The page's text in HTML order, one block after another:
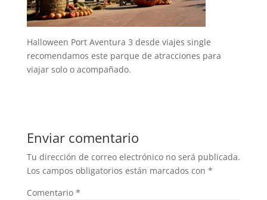
Halloween Port Aventura 3 desde viajes single
recomendamos este parque de atracciones para
viajar solo o acompañado.
Enviar comentario
Tu dirección de correo electrónico no será publicada.
Los campos obligatorios están marcados con *
Comentario *